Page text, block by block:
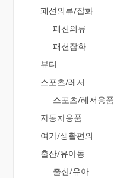
패션의류/잡화
패션의류
패션잡화
뷰티
스포츠/레저
스포츠/레저용품
자동차용품
여가/생활편의
출산/유아동
출산/유아